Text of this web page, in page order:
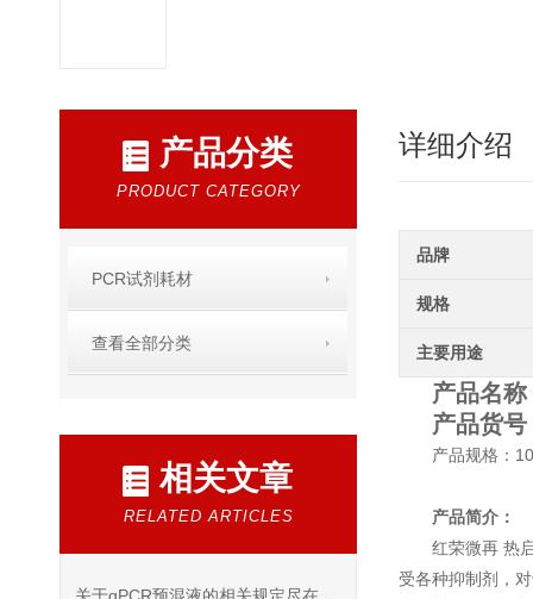
产品分类
PRODUCT CATEGORY
PCR试剂耗材
查看全部分类
相关文章
RELATED ARTICLES
详细介绍
品牌
规格
主要用途
产品名
产品货
产品规格：
产品简介：
红荣微再 热
受各种抑制剂，